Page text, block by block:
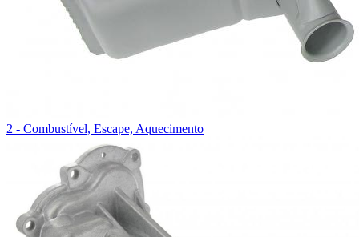
2 - Combustível, Escape, Aquecimento